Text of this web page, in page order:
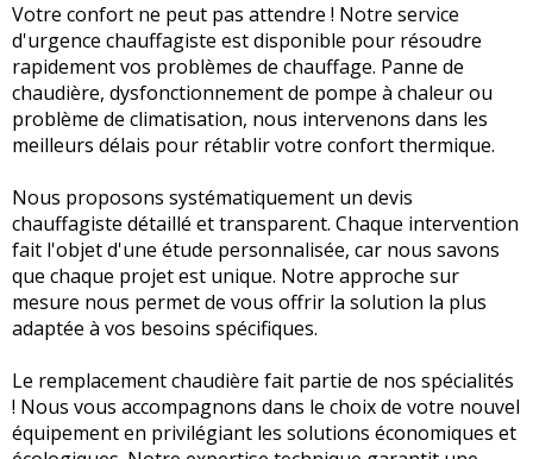
Votre confort ne peut pas attendre ! Notre service
d'urgence chauffagiste est disponible pour résoudre
rapidement vos problèmes de chauffage. Panne de
chaudière, dysfonctionnement de pompe à chaleur ou
problème de climatisation, nous intervenons dans les
meilleurs délais pour rétablir votre confort thermique.
Nous proposons systématiquement un devis
chauffagiste détaillé et transparent. Chaque intervention
fait l'objet d'une étude personnalisée, car nous savons
que chaque projet est unique. Notre approche sur
mesure nous permet de vous offrir la solution la plus
adaptée à vos besoins spécifiques.
Le remplacement chaudière fait partie de nos spécialités
! Nous vous accompagnons dans le choix de votre nouvel
équipement en privilégiant les solutions économiques et